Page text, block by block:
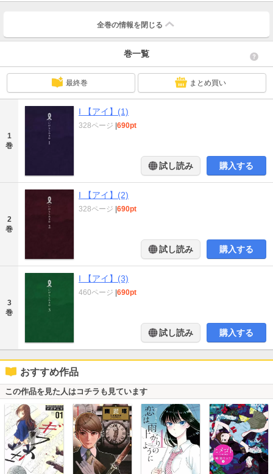
全巻の情報を 閉じる
巻一覧
最終巻 まとめ買い
1
巻
I 【アイ】(1)
328ページ 690pt
試し読み 購入する
2
巻
I 【アイ】(2)
328ページ 690pt
試し読み 購入する
3
巻
I 【アイ】(3)
460ページ 690pt
試し読み 購入する
おすすめ作品
この作品を見た人はコチラも見ています